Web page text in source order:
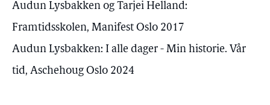
Audun Lysbakken og Tarjei Helland:
Framtidsskolen, Manifest Oslo 2017
Audun Lysbakken: I alle dager - Min historie. Vår
tid, Aschehoug Oslo 2024